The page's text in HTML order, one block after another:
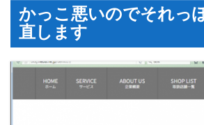
かっこ悪いのでそれっ
直します